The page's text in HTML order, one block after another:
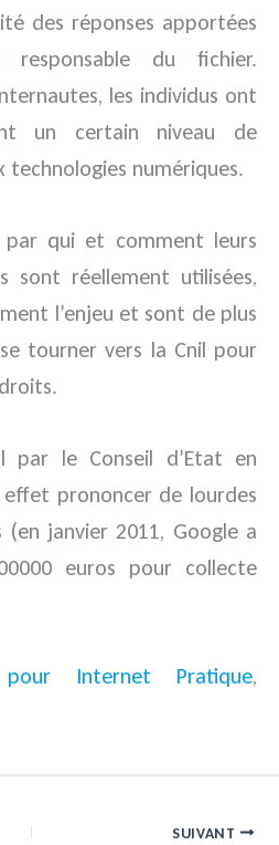
des réponses apportées
du fichier.
les individus ont
un certain niveau de
numériques.
par qui et comment leurs
sont réellement utilisées,
l’enjeu et sont de plus
tourner vers la Cnil pour
par le Conseil d’Etat en
prononcer de lourdes
(en janvier 2011, Google a
euros pour collecte
pour Internet Pratique,
SUIVANT